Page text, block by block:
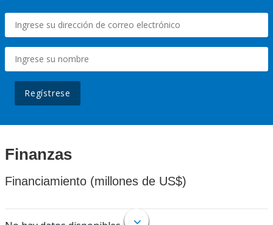
Regístrese
Finanzas
Financiamiento (millones de US$)